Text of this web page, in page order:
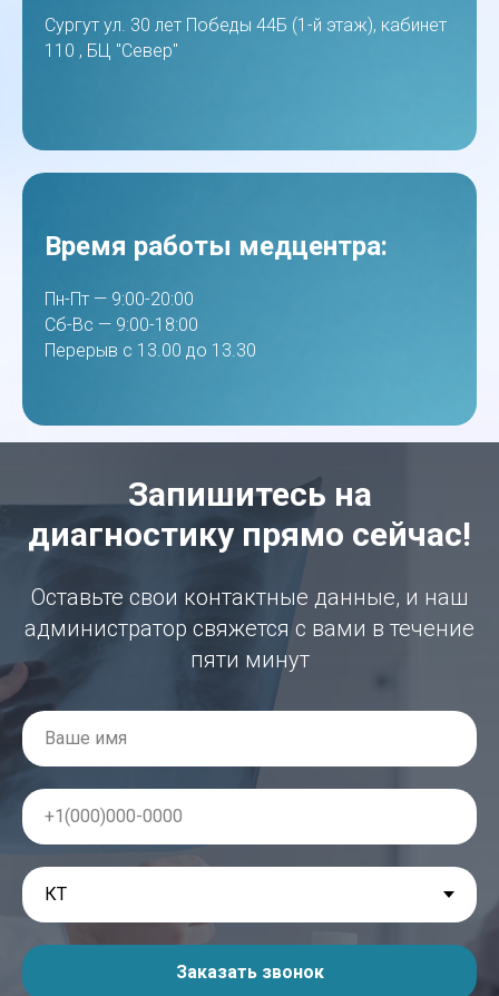
Сургут ул. 30 лет Победы 44Б (1-й этаж), кабинет
110 , БЦ "Север"
Время работы медцентра:
Пн-Пт — 9:00-20:00
Сб-Вс — 9:00-18:00
Перерыв с 13.00 до 13.30
Запишитесь на
диагностику прямо сейчас!
Оставьте свои контактные данные, и наш
администратор свяжется с вами в течение
пяти минут
Заказать звонок